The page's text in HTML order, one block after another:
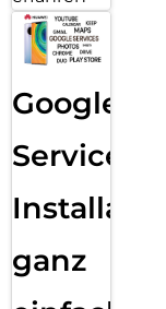
Google
Services
Installation
ganz